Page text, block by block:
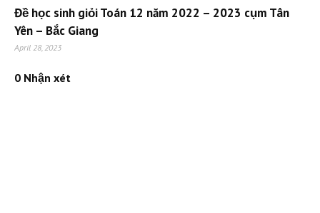
Đề học sinh giỏi Toán 12 năm 2022 – 2023 cụm Tân
Yên – Bắc Giang
April 28, 2023
0 Nhận xét